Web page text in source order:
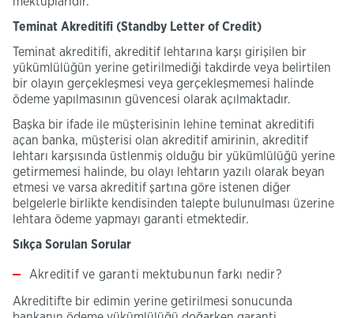
Teminat Akreditifi (Standby Letter of Credit)
Teminat akreditifi, akreditif lehtarına karşı girişilen bir
yükümlülüğün yerine getirilmediği takdirde veya belirtilen
bir olayın gerçekleşmesi veya gerçekleşmemesi halinde
ödeme yapılmasının güvencesi olarak açılmaktadır.
Başka bir ifade ile müşterisinin lehine teminat akreditifi
açan banka, müşterisi olan akreditif amirinin, akreditif
lehtarı karşısında üstlenmiş olduğu bir yükümlülüğü yerine
getirmemesi halinde, bu olayı lehtarın yazılı olarak beyan
etmesi ve varsa akreditif şartına göre istenen diğer
belgelerle birlikte kendisinden talepte bulunulması üzerine
lehtara ödeme yapmayı garanti etmektedir.
Sıkça Sorulan Sorular
Akreditif ve garanti mektubunun farkı nedir?
Akreditifte bir edimin yerine getirilmesi sonucunda